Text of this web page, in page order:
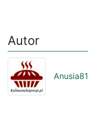
Autor
Anusia81